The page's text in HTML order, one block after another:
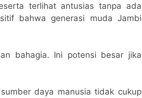
terlihat antusias tanpa ada
bahwa generasi muda Jambi
bahagia. Ini potensi besar jika
daya manusia tidak cukup